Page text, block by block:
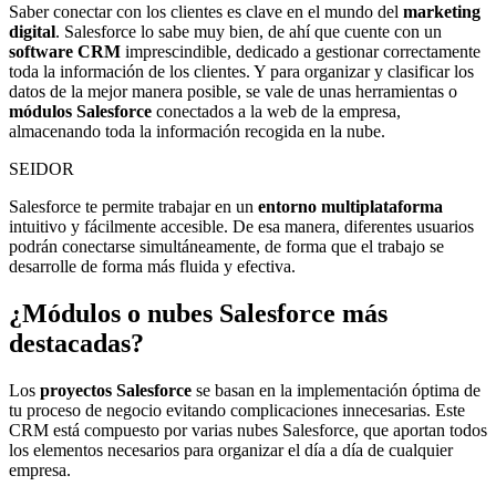
Saber conectar con los clientes es clave en el mundo del marketing
digital. Salesforce lo sabe muy bien, de ahí que cuente con un
software CRM imprescindible, dedicado a gestionar correctamente
toda la información de los clientes. Y para organizar y clasificar los
datos de la mejor manera posible, se vale de unas herramientas o
módulos Salesforce conectados a la web de la empresa,
almacenando toda la información recogida en la nube.
SEIDOR
Salesforce te permite trabajar en un entorno multiplataforma
intuitivo y fácilmente accesible. De esa manera, diferentes usuarios
podrán conectarse simultáneamente, de forma que el trabajo se
desarrolle de forma más fluida y efectiva.
¿Módulos o nubes Salesforce más
destacadas?
Los proyectos Salesforce se basan en la implementación óptima de
tu proceso de negocio evitando complicaciones innecesarias. Este
CRM está compuesto por varias nubes Salesforce, que aportan todos
los elementos necesarios para organizar el día a día de cualquier
empresa.